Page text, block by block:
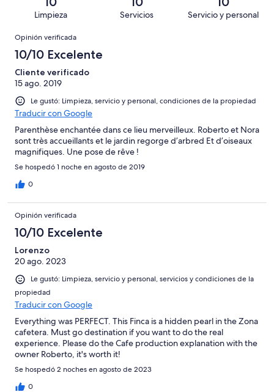
opiniones
opiniones
de
opiniones
Basada
de
opiniones
Terrible.
Basada
de
opiniones
Limpieza Servicios Servicio y personal
Opiniones
Opinión verificada
10/10 Excelente
Cliente verificado
15 ago. 2019
Le gustó: Limpieza, servicio y personal, condiciones de la propiedad
Traducir con Google
Parenthèse enchantée dans ce lieu merveilleux. Roberto et Nora
sont très accueillants et le jardin regorge d’arbred Et d’oiseaux
magnifiques. Une pose de rêve !
Se hospedó 1 noche en agosto de 2019
0
Opinión verificada
10/10 Excelente
Lorenzo
20 ago. 2023
Le gustó: Limpieza, servicio y personal, servicios y condiciones de la
propiedad
Traducir con Google
Everything was PERFECT. This Finca is a hidden pearl in the Zona
cafetera. Must go destination if you want to do the real
experience. Please do the Cafe production explanation with the
owner Roberto, it's worth it!
Se hospedó 2 noches en agosto de 2023
0